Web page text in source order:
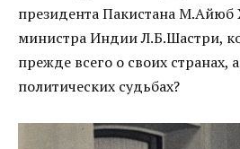
президента Пакистана М.Айюб
министра Индии Л.Б.Шастри,
прежде всего о своих странах,
политических судьбах?